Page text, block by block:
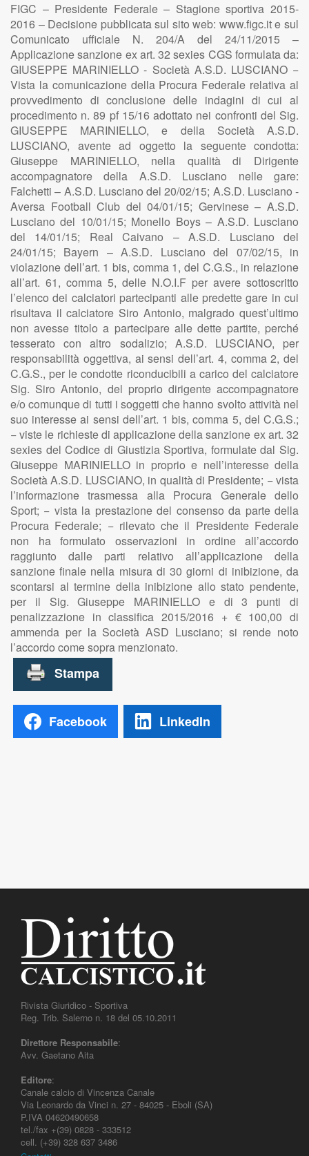
FIGC – Presidente Federale – Stagione sportiva 2015-
2016 – Decisione pubblicata sul sito web: www.figc.it e sul
Comunicato ufficiale N. 204/A del 24/11/2015 –
Applicazione sanzione ex art. 32 sexies CGS formulata da:
GIUSEPPE MARINIELLO - Società A.S.D. LUSCIANO −
Vista la comunicazione della Procura Federale relativa al
provvedimento di conclusione delle indagini di cui al
procedimento n. 89 pf 15/16 adottato nei confronti del Sig.
GIUSEPPE MARINIELLO, e della Società A.S.D.
LUSCIANO, avente ad oggetto la seguente condotta:
Giuseppe MARINIELLO, nella qualità di Dirigente
accompagnatore della A.S.D. Lusciano nelle gare:
Falchetti – A.S.D. Lusciano del 20/02/15; A.S.D. Lusciano -
Aversa Football Club del 04/01/15; Gervinese – A.S.D.
Lusciano del 10/01/15; Monello Boys – A.S.D. Lusciano
del 14/01/15; Real Caivano – A.S.D. Lusciano del
24/01/15; Bayern – A.S.D. Lusciano del 07/02/15, in
violazione dell’art. 1 bis, comma 1, del C.G.S., in relazione
all’art. 61, comma 5, delle N.O.I.F per avere sottoscritto
l’elenco dei calciatori partecipanti alle predette gare in cui
risultava il calciatore Siro Antonio, malgrado quest’ultimo
non avesse titolo a partecipare alle dette partite, perché
tesserato con altro sodalizio; A.S.D. LUSCIANO, per
responsabilità oggettiva, ai sensi dell’art. 4, comma 2, del
C.G.S., per le condotte riconducibili a carico del calciatore
Sig. Siro Antonio, del proprio dirigente accompagnatore
e/o comunque di tutti i soggetti che hanno svolto attività nel
suo interesse ai sensi dell’art. 1 bis, comma 5, del C.G.S.;
− viste le richieste di applicazione della sanzione ex art. 32
sexies del Codice di Giustizia Sportiva, formulate dal Sig.
Giuseppe MARINIELLO in proprio e nell’interesse della
Società A.S.D. LUSCIANO, in qualità di Presidente; − vista
l’informazione trasmessa alla Procura Generale dello
Sport; − vista la prestazione del consenso da parte della
Procura Federale; − rilevato che il Presidente Federale
non ha formulato osservazioni in ordine all’accordo
raggiunto dalle parti relativo all’applicazione della
sanzione finale nella misura di 30 giorni di inibizione, da
scontarsi al termine della inibizione allo stato pendente,
per il Sig. Giuseppe MARINIELLO e di 3 punti di
penalizzazione in classifica 2015/2016 + € 100,00 di
ammenda per la Società ASD Lusciano; si rende noto
l’accordo come sopra menzionato.
Facebook LinkedIn
Rivista Giuridico - Sportiva
Reg. Trib. Salerno n. 18 del 05.10.2011
Direttore Responsabile:
Avv. Gaetano Aita
Editore:
Canale calcio di Vincenza Canale
Via Leonardo da Vinci n. 27 - 84025 - Eboli (SA)
P.IVA 04620490658
tel./fax +(39) 0828 - 333512
cell. (+39) 328 637 3486